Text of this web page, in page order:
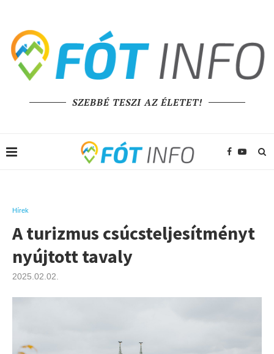
SZEBBÉ TESZI AZ ÉLETET!
Hírek
A turizmus csúcsteljesítményt
nyújtott tavaly
2025.02.02.